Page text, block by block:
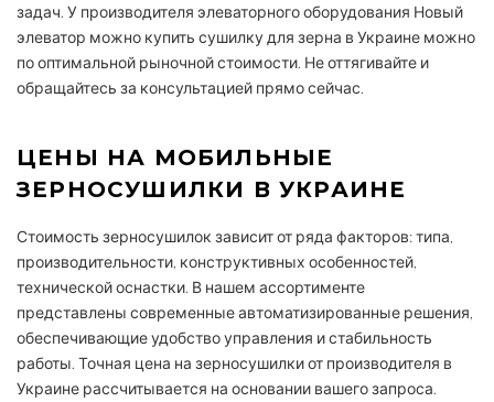
задач. У производителя элеваторного оборудования Новый
элеватор можно купить сушилку для зерна в Украине можно
по оптимальной рыночной стоимости. Не оттягивайте и
обращайтесь за консультацией прямо сейчас.
ЦЕНЫ НА МОБИЛЬНЫЕ
ЗЕРНОСУШИЛКИ В УКРАИНЕ
Стоимость зерносушилок зависит от ряда факторов: типа,
производительности, конструктивных особенностей,
технической оснастки. В нашем ассортименте
представлены современные автоматизированные решения,
обеспечивающие удобство управления и стабильность
работы. Точная цена на зерносушилки от производителя в
Украине рассчитывается на основании вашего запроса.